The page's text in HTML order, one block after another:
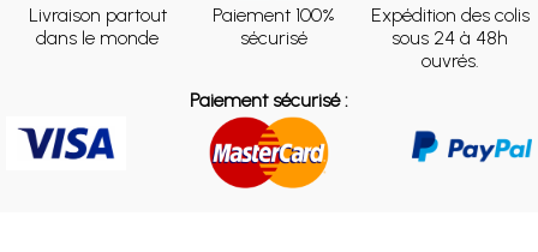
Livraison partout
dans le monde
Paiement 100%
sécurisé
Expédition des colis
sous 24 à 48h
ouvrés.
Paiement sécurisé :